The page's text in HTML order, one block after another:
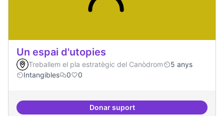
Un espai d'utopies
Treballem el pla estratègic del Canòdrom
5 anys
Intangibles
0 0
Donar suportUn espai d'utopies